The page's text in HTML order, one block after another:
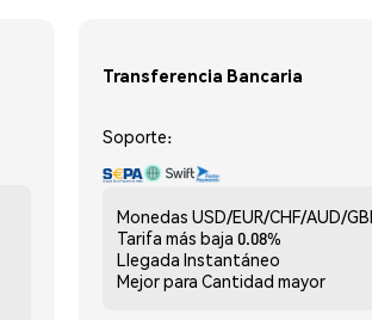
Transferencia Bancaria
Soporte:
Monedas USD/EUR/CHF/AUD/
Tarifa más baja 0.08%
Llegada Instantáneo
Mejor para Cantidad mayor